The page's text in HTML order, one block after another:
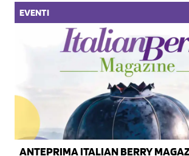
EVENTI
ANTEPRIMA ITALIAN BERRY